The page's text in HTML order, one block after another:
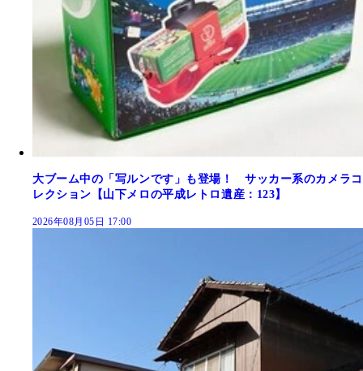
大ブーム中の「写ルンです」も登場！ サッカー系のカメラコ
レクション【山下メロの平成レトロ遺産：123】
2026年08月05日 17:00